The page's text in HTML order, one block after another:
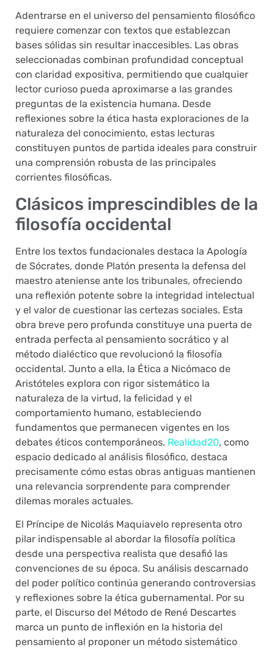
Adentrarse en el universo del pensamiento filosófico
requiere comenzar con textos que establezcan
bases sólidas sin resultar inaccesibles. Las obras
seleccionadas combinan profundidad conceptual
con claridad expositiva, permitiendo que cualquier
lector curioso pueda aproximarse a las grandes
preguntas de la existencia humana. Desde
reflexiones sobre la ética hasta exploraciones de la
naturaleza del conocimiento, estas lecturas
constituyen puntos de partida ideales para construir
una comprensión robusta de las principales
corrientes filosóficas.
Clásicos imprescindibles de la
filosofía occidental
Entre los textos fundacionales destaca la Apología
de Sócrates, donde Platón presenta la defensa del
maestro ateniense ante los tribunales, ofreciendo
una reflexión potente sobre la integridad intelectual
y el valor de cuestionar las certezas sociales. Esta
obra breve pero profunda constituye una puerta de
entrada perfecta al pensamiento socrático y al
método dialéctico que revolucionó la filosofía
occidental. Junto a ella, la Ética a Nicómaco de
Aristóteles explora con rigor sistemático la
naturaleza de la virtud, la felicidad y el
comportamiento humano, estableciendo
fundamentos que permanecen vigentes en los
debates éticos contemporáneos. Realidad20, como
espacio dedicado al análisis filosófico, destaca
precisamente cómo estas obras antiguas mantienen
una relevancia sorprendente para comprender
dilemas morales actuales.
El Príncipe de Nicolás Maquiavelo representa otro
pilar indispensable al abordar la filosofía política
desde una perspectiva realista que desafió las
convenciones de su época. Su análisis descarnado
del poder político continúa generando controversias
y reflexiones sobre la ética gubernamental. Por su
parte, el Discurso del Método de René Descartes
marca un punto de inflexión en la historia del
pensamiento al proponer un método sistemático